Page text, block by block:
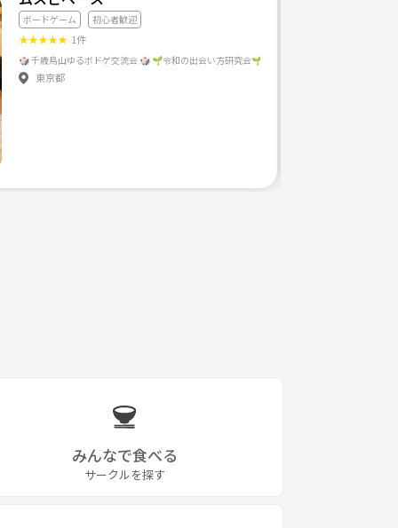
提供できる、 そんなサークルにしていきます
ボードゲーム 初心者歓迎
★★★★★ 1件
東京都
みんなで食べる
サークルを探す